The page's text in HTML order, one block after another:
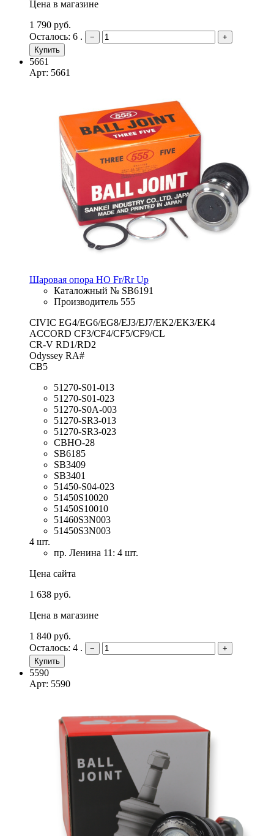
Цена в магазине
1 790 руб.
Осталось: 6 .
−
+
Купить
5661
Арт: 5661
Шаровая опора HO Fr/Rr Up
Каталожный № SB6191
Производитель 555
CIVIC EG4/EG6/EG8/EJ3/EJ7/EK2/EK3/EK4
ACCORD CF3/CF4/CF5/CF9/CL
CR-V RD1/RD2
Odyssey RA#
CB5
51270-S01-013
51270-S01-023
51270-S0A-003
51270-SR3-013
51270-SR3-023
CBHO-28
SB6185
SB3409
SB3401
51450-S04-023
51450S10020
51450S10010
51460S3N003
51450S3N003
4 шт.
пр. Ленина 11: 4 шт.
Цена сайта
1 638 руб.
Цена в магазине
1 840 руб.
Осталось: 4 .
−
+
Купить
5590
Арт: 5590